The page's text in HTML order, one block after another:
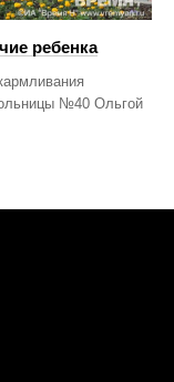
ребенка
№40 Ольгой